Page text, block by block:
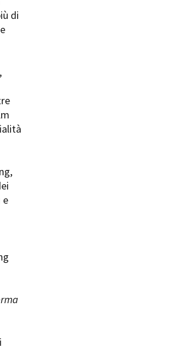
Festival
d’Arte
di Roma
Festival
Accedi al tuo profilo
Nuovo utente
noi
Economici per
lavori in economia
di
e